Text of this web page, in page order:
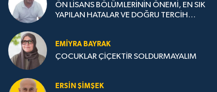
ÖN LİSANS BÖLÜMLERİNİN ÖNEMİ, EN SIK
YAPILAN HATALAR VE DOĞRU TERCİH
EMIYRA BAYRAK
ÇOCUKLAR ÇİÇEKTİR SOLDURMAYALIM
ERSIN ŞIMŞEK